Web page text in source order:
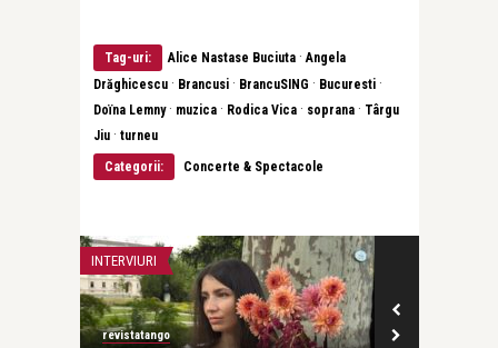
Tag-uri: Alice Nastase Buciuta ·Angela
Drăghicescu · Brancusi · BrancuSING · Bucuresti ·
Doïna Lemny· muzica · Rodica Vica · soprana · Târgu
Jiu · turneu
Categorii:
Concerte & Spectacole
INTERVIURI
revistatango